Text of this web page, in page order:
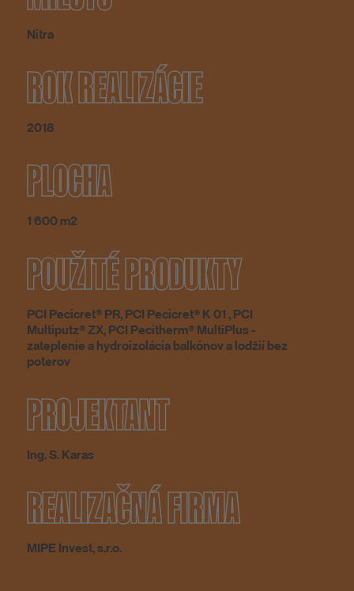
Nitra
ROK REALIZÁCIE
2018
PLOCHA
1 600 m2
POUŽITÉ PRODUKTY
PCI Pecicret® PR, PCI Pecicret® K 01 , PCI
Multiputz® ZX, PCI Pecitherm® MultiPlus -
zateplenie a hydroizolácia balkónov a lodžií bez
poterov
PROJEKTANT
Ing. S. Karas
REALIZAČNÁ FIRMA
MIPE Invest, s.r.o.